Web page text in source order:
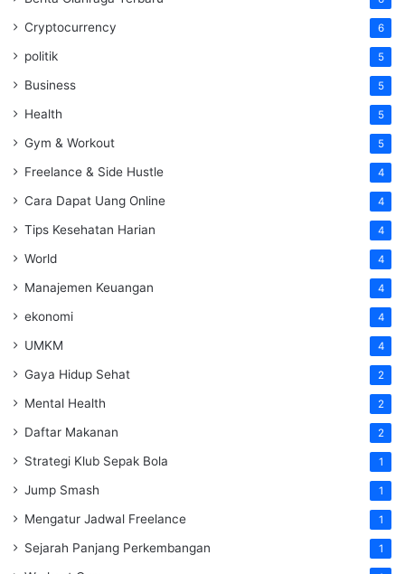
Cryptocurrency 6
politik 5
Business 5
Health 5
Gym & Workout 5
Freelance & Side Hustle 4
Cara Dapat Uang Online 4
Tips Kesehatan Harian 4
World 4
Manajemen Keuangan 4
ekonomi 4
UMKM 4
Gaya Hidup Sehat 2
Mental Health 2
Daftar Makanan 2
Strategi Klub Sepak Bola 1
Jump Smash 1
Mengatur Jadwal Freelance 1
Sejarah Panjang Perkembangan 1